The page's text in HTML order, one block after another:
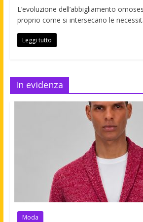
L’evoluzione dell’abbigliamento
proprio come si intersecano le
Leggi tutto
In evidenza
Moda